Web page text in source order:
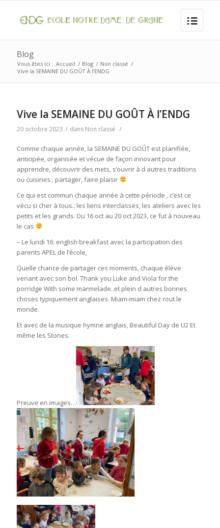
Blog
Vous êtes ici : Accueil / Blog / Non classé /
Vive la SEMAINE DU GOÛT À l’ENDG
Vive la SEMAINE DU GOÛT À l’ENDG
20 octobre 2023 / dans Non classé /
Comme chaque année, la SEMAINE DU GOÛT est planifiée,
anticipée, organisée et vécue de façon innovant pour
apprendre, découvrir des mets, s’ouvrir à d autres traditions
ou cuisines , partager, faire plaisir
Ce qui est commun chaque année à cette période , c’est ce
vécu si cher à tous.: les liens interclasses, les ateliers avec les
petits et les grands. Du 16 oct au 20 oct 2023, ce fut à nouveau
le cas
– Le lundi 16: english breakfast avec la participation des
parents APEL de l’école,
Quelle chance de partager ces moments, chaque élève
venant avec son bol. Thank you Luke and Viola for the
porridge With some marmelade..et plein d autres bonnes
choses typiquement anglaises. Miam-miam chez rout le
monde.
Et avec de la musique hymne anglais, Beautiful Day de U2 Et
même les Stones.
Preuve en images…